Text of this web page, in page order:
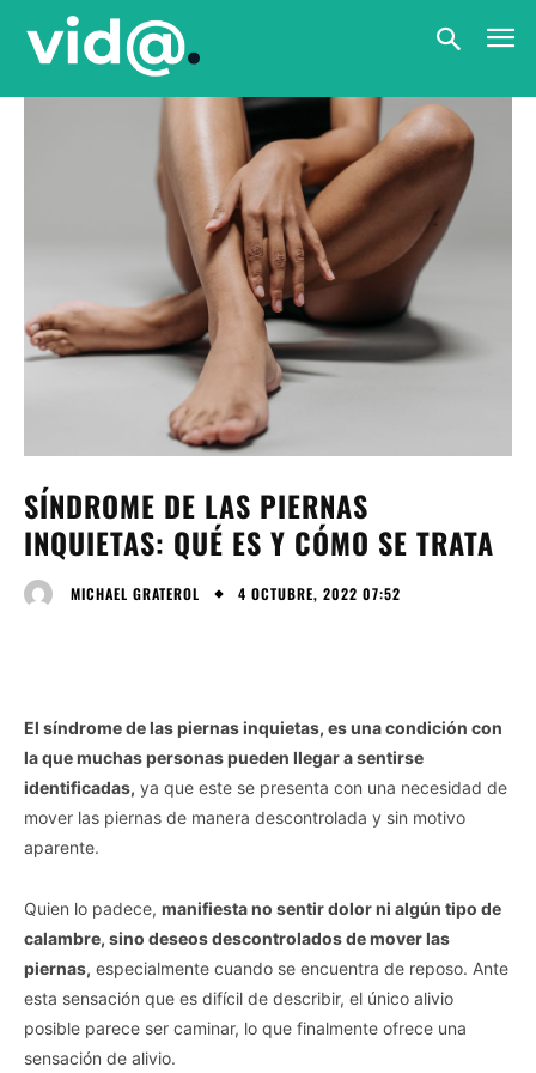
SÍNDROME DE LAS PIERNAS
INQUIETAS: QUÉ ES Y CÓMO SE TRATA
MICHAEL GRATEROL 4 OCTUBRE, 2022 07:52
El síndrome de las piernas inquietas, es una condición con
la que muchas personas pueden llegar a sentirse
identificadas, ya que este se presenta con una necesidad de
mover las piernas de manera descontrolada y sin motivo
aparente.
Quien lo padece, manifiesta no sentir dolor ni algún tipo de
calambre, sino deseos descontrolados de mover las
piernas, especialmente cuando se encuentra de reposo. Ante
esta sensación que es difícil de describir, el único alivio
posible parece ser caminar, lo que finalmente ofrece una
sensación de alivio.